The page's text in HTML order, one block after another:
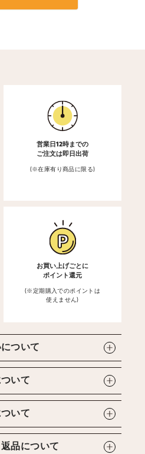
営業日12時までの
ご注文は即日出荷
(※在庫有り商品に限る)
お買い上げごとに
ポイント還元
(※定期購入でのポイントは
使えません)
ついて
いて
いて
品について